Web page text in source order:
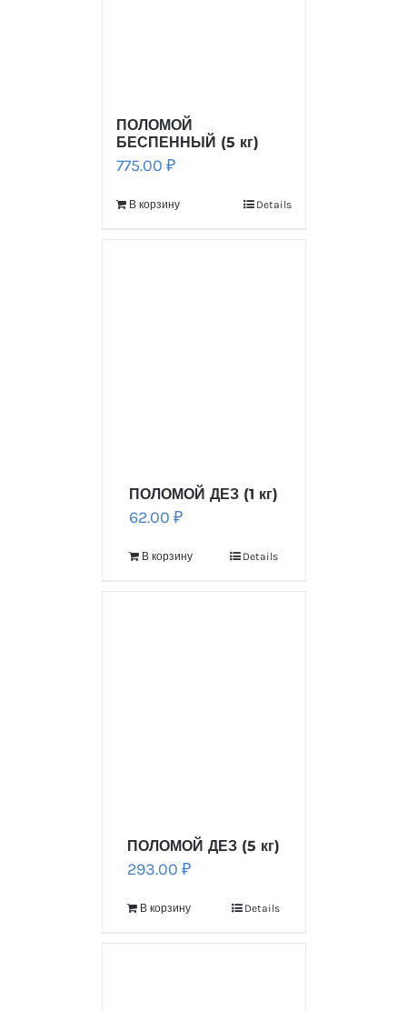
ПОЛОМОЙ
БЕСПЕННЫЙ (5 кг)
775.00 ₽
В корзину Details
ПОЛОМОЙ ДЕЗ (1 кг)
62.00 ₽
В корзину Details
ПОЛОМОЙ ДЕЗ (5 кг)
293.00 ₽
В корзину Details